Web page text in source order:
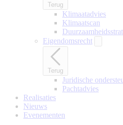
Terug
Klimaatadvies
Klimaatscan
Eigendomsrecht
Terug
Juridische
Pachtadvies
Realisaties
Nieuws
Evenementen